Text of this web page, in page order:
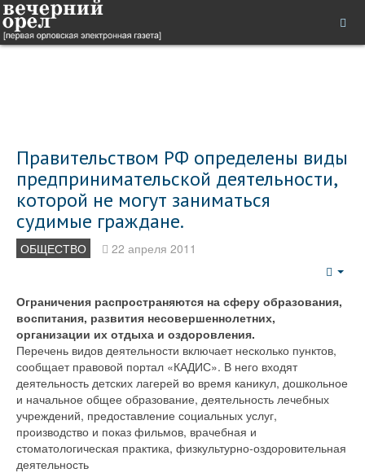
Правительством РФ определены виды
предпринимательской деятельности,
которой не могут заниматься
судимые граждане.
ОБЩЕСТВО 22 апреля 2011
Ограничения распространяются на сферу образования,
воспитания, развития несовершеннолетних,
организации их отдыха и оздоровления.
Перечень видов деятельности включает несколько пунктов,
сообщает правовой портал «КАДИС». В него входят
деятельность детских лагерей во время каникул, дошкольное
и начальное общее образование, деятельность лечебных
учреждений, предоставление социальных услуг,
производство и показ фильмов, врачебная и
стоматологическая практика, физкультурно-оздоровительная
деятельность